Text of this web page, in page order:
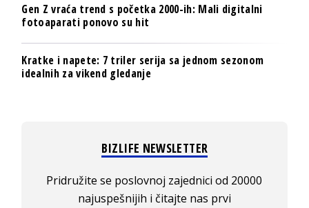
Gen Z vraća trend s početka 2000-ih: Mali digitalni
fotoaparati ponovo su hit
Kratke i napete: 7 triler serija sa jednom sezonom
idealnih za vikend gledanje
BIZLIFE NEWSLETTER
Pridružite se poslovnoj zajednici od 20000
najuspešnijih i čitajte nas prvi